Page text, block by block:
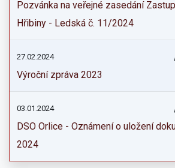
Pozvánka na veřejné zasedání
Hřibiny - Ledská č. 11/2024
27.02.2024
Výroční zpráva 2023
03.01.2024
DSO Orlice - Oznámení o uložení
2024